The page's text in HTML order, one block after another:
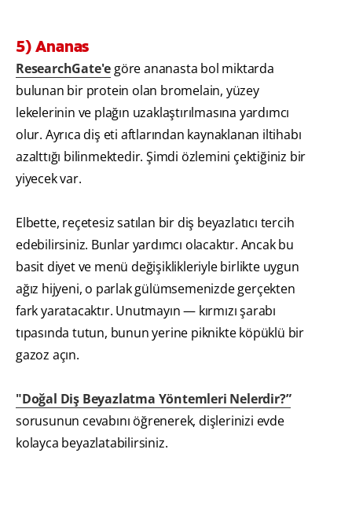
5) Ananas
ResearchGate'e göre ananasta bol miktarda
bulunan bir protein olan bromelain, yüzey
lekelerinin ve plağın uzaklaştırılmasına yardımcı
olur. Ayrıca diş eti aftlarından kaynaklanan iltihabı
azalttığı bilinmektedir. Şimdi özlemini çektiğiniz bir
yiyecek var.
Elbette, reçetesiz satılan bir diş beyazlatıcı tercih
edebilirsiniz. Bunlar yardımcı olacaktır. Ancak bu
basit diyet ve menü değişiklikleriyle birlikte uygun
ağız hijyeni, o parlak gülümsemenizde gerçekten
fark yaratacaktır. Unutmayın — kırmızı şarabı
tıpasında tutun, bunun yerine piknikte köpüklü bir
gazoz açın.
"Doğal Diş Beyazlatma Yöntemleri Nelerdir?”
sorusunun cevabını öğrenerek, dişlerinizi evde
kolayca beyazlatabilirsiniz.